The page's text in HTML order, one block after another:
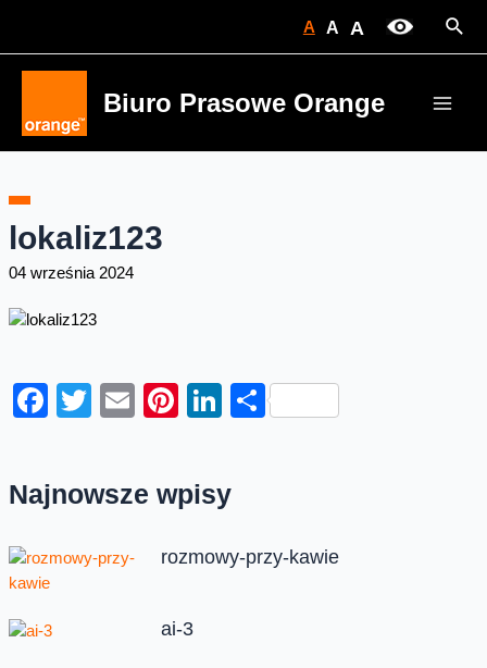
A A A
Biuro Prasowe Orange
lokaliz123
04 września 2024
Facebook
Twitter
EmailPinterest
LinkedIn
Share
Najnowsze wpisy
rozmowy-przy-kawie
ai-3